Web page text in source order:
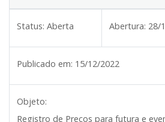
Status: Aberta Abertura: 28/
Publicado em: 15/12/2022
Objeto:
Registro de Preços para futura e